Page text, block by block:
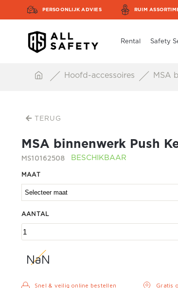
PERSOONLIJK ADVIES RUIM
Rental Safety
Hoofd-accessoires MSA
TERUG
MSA binnenwerk Push
MS10162508 BESCHIKBAAR
MAAT
AANTAL
NaN
Snel & veilig online bestellen
Gratis